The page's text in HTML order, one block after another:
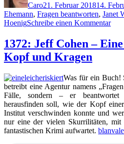
Caro21. Februar 201814.
Ehemann, Fragen beantworten, Janet
HoenigSchreibe einen Kommentarzu
Jeff
auf
1372: Jeff Cohen –
Kopf und Kragen
Was für ein Buch!
betreibt eine Agentur namens
Fälle, sondern – er beantwortet
herausfinden soll, wie der Kopf
Institut verschwinden konnte und
nur eine der vielen Skurrilitäten, mit
fantastischen Krimi aufwartet.